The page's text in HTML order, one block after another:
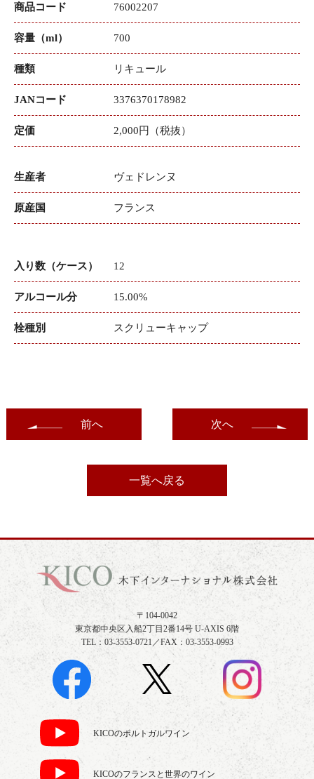
商品コード 76002207
容量（ml） 700
種類 リキュール
JANコード 3376370178982
定価 2,000円（税抜）
生産者 ヴェドレンヌ
原産国 フランス
入り数（ケース） 12
アルコール分 15.00%
栓種別 スクリューキャップ
前へ
一覧へ戻る
次へ
〒104-0042
東京都中央区入船2丁目2番14号 U-AXIS 6階
TEL：03-3553-0721／FAX：03-3553-0993
KICOのポルトガルワイン
KICOのフランスと世界のワイン